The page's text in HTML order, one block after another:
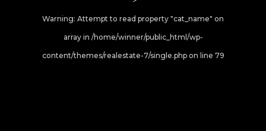
Warning: Attempt to read property "cat_name" on
array in /home/winner/public_html/wp-
content/themes/realestate-7/single.phpon line 79